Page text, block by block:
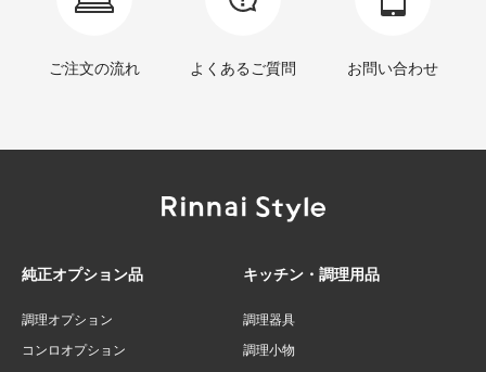
ご注文の流れ よくあるご質問 お問い合わせ
純正オプション品
調理オプション
コンロオプション
キッチン・調理用品
調理器具
調理小物